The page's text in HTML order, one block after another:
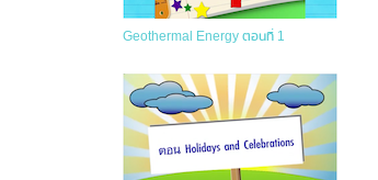
Geothermal Energy ตอนที่ 1